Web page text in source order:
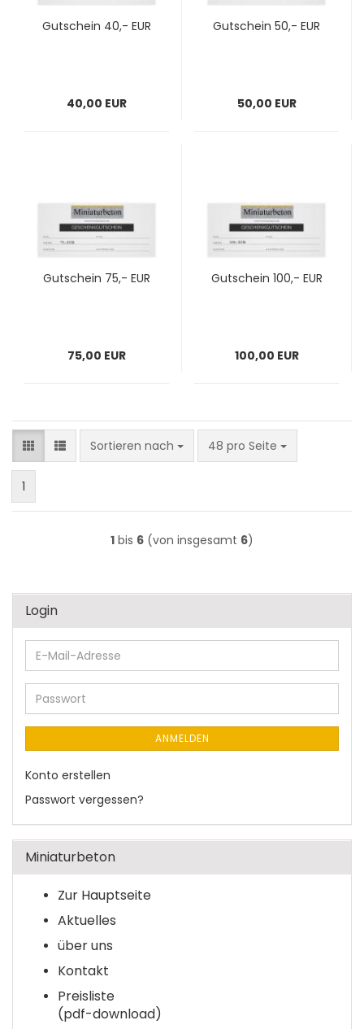
Gutschein 40,- EUR
40,00 EUR
Gutschein 50,- EUR
50,00 EUR
Gutschein 75,- EUR
75,00 EUR
Gutschein 100,- EUR
100,00 EUR
Sortieren nach
Sortieren nach 48 pro Seite
pro Seite
1
1 bis 6 (von insgesamt 6)
Login
E-
Mail-
Adresse
Passwort
ANMELDEN
Konto erstellen
Passwort vergessen?
Miniaturbeton
Zur Hauptseite
Aktuelles
über uns
Kontakt
Preisliste
(pdf-download)